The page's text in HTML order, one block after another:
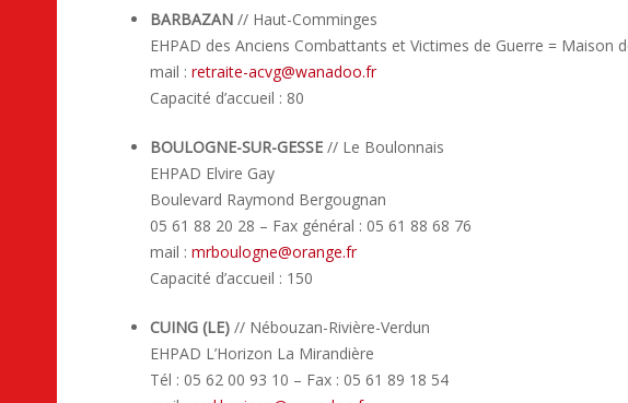
BARBAZAN // Haut-Comminges
EHPAD des Anciens Combattants et Victimes de Guerre = Maison
mail : retraite-acvg@wanadoo.fr
Capacité d’accueil : 80
BOULOGNE-SUR-GESSE // Le Boulonnais
EHPAD Elvire Gay
Boulevard Raymond Bergougnan
05 61 88 20 28 – Fax général : 05 61 88 68 76
mail : mrboulogne@orange.fr
Capacité d’accueil : 150
CUING (LE) // Nébouzan-Rivière-Verdun
EHPAD L’Horizon La Mirandière
Tél : 05 62 00 93 10 – Fax : 05 61 89 18 54